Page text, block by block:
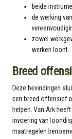
beide
de werking
zowel
werken loont.
Breed
Deze bevindingen
een breed offensief
helpen. Van Ark
invoering van
maatregelen